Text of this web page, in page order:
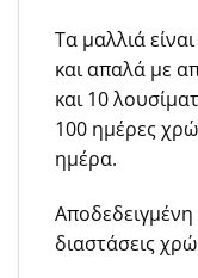
Τα μαλλιά
και απαλά με
και 10
100 ημέρες
ημέρα.
Αποδεδειγμένη
διαστάσεις